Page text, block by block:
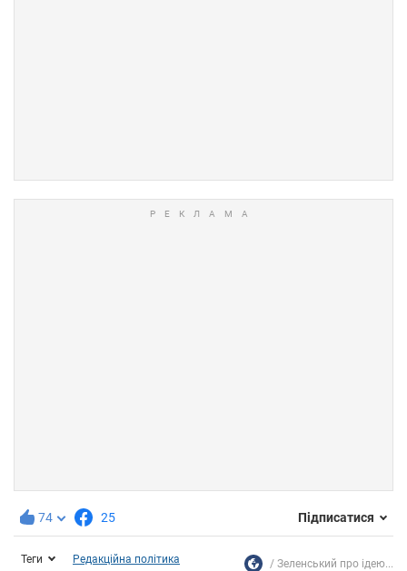
74 25 Підписатися
Теги Редакційна політика Зеленський про ідею...